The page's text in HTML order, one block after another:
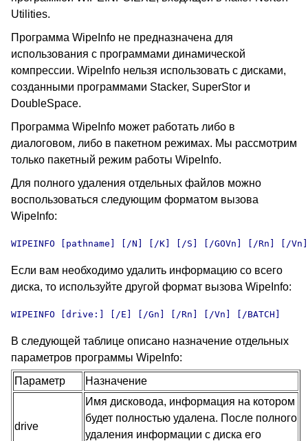
Utilities.
Программа WipeInfo не предназначена для
использования с программами динамической
компрессии. WipeInfo нельзя использовать с дисками,
созданными программами Stacker, SuperStor и
DoubleSpace.
Программа WipeInfo может работать либо в
диалоговом, либо в пакетном режимах. Мы рассмотрим
только пакетный режим работы WipeInfo.
Для полного удаления отдельных файлов можно
воспользоваться следующим форматом вызова
WipeInfo:
WIPEINFO [pathname] [/N] [/K] [/S] [/GOVn] [/Rn] [/Vn]
Если вам необходимо удалить информацию со всего
диска, то используйте другой формат вызова WipeInfo:
WIPEINFO [drive:] [/E] [/Gn] [/Rn] [/Vn] [/BATCH]
В следующей таблице описано назначение отдельных
параметров программы WipeInfo:
Параметр
Назначение
drive
Имя дисковода, информация на котором
будет полностью удалена. После полного
удаления информации с диска его